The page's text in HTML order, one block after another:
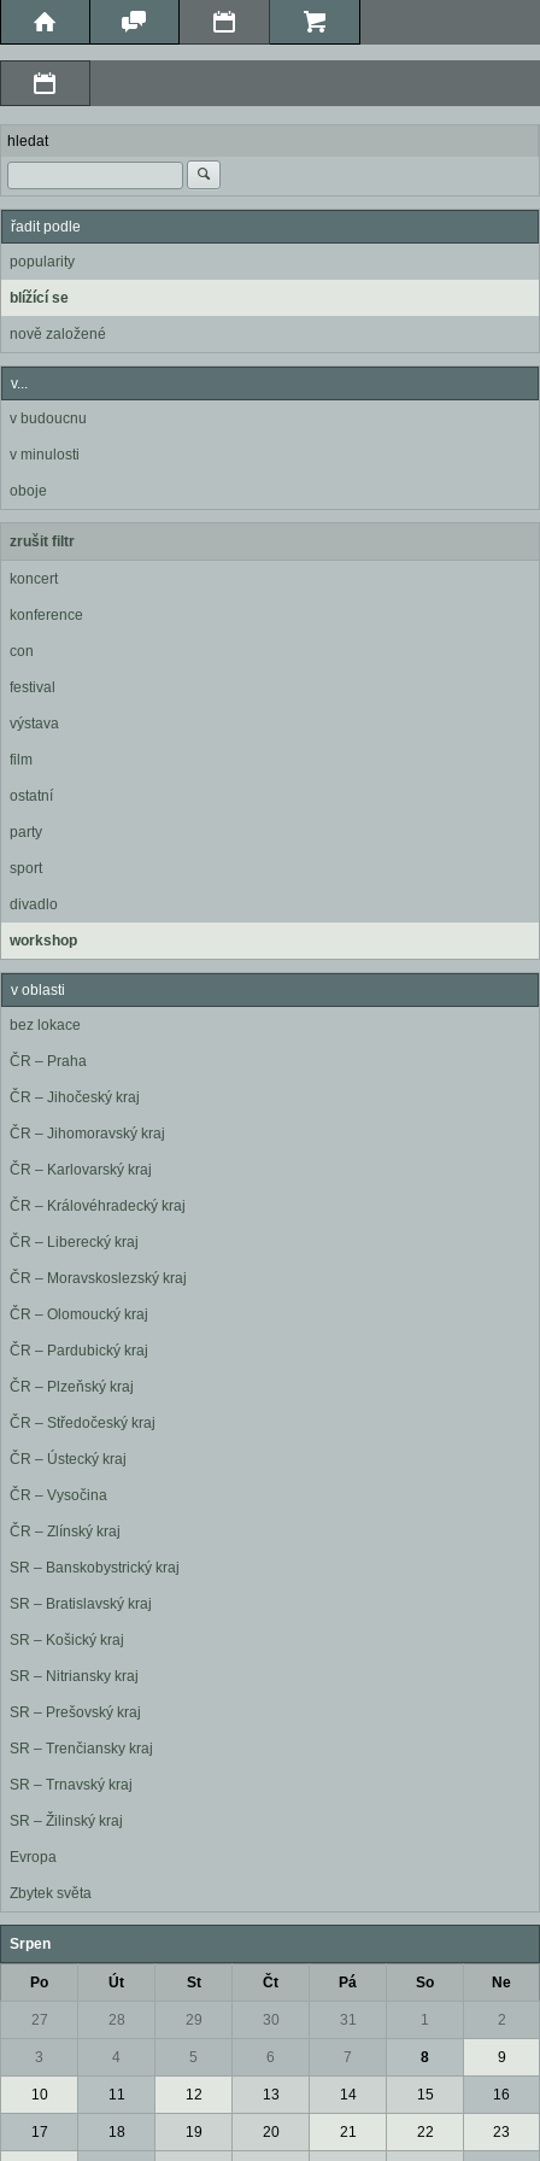
hledat
řadit podle
popularity
blížící se
nově založené
v...
v budoucnu
v minulosti
oboje
zrušit filtr
koncert
konference
con
festival
výstava
film
ostatní
party
sport
divadlo
workshop
v oblasti
bez lokace
ČR – Praha
ČR – Jihočeský kraj
ČR – Jihomoravský kraj
ČR – Karlovarský kraj
ČR – Královéhradecký kraj
ČR – Liberecký kraj
ČR – Moravskoslezský kraj
ČR – Olomoucký kraj
ČR – Pardubický kraj
ČR – Plzeňský kraj
ČR – Středočeský kraj
ČR – Ústecký kraj
ČR – Vysočina
ČR – Zlínský kraj
SR – Banskobystrický kraj
SR – Bratislavský kraj
SR – Košický kraj
SR – Nitriansky kraj
SR – Prešovský kraj
SR – Trenčiansky kraj
SR – Trnavský kraj
SR – Žilinský kraj
Evropa
Zbytek světa
Srpen
Po Út St Čt Pá So Ne
27 28 29 30 31 1 2
3 4 5 6 7 8 9
10 11 12 13 14 15 16
17 18 19 20 21 22 23